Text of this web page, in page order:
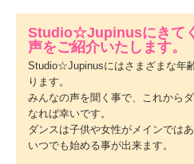
Studio☆Jupinusにきて
声をご紹介いたします。
Studio☆Jupinusにはさまざまな年
ります。
みんなの声を聞く事で、これから
なれば幸いです。
ダンスは子供や女性がメインでは
いつでも始める事が出来ます。